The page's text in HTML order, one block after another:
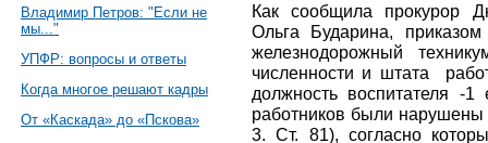
Владимир Петров: "Если не
мы..."
УПФР: вопросы и ответы
Когда многое решают кадры
От «Каскада» до «Пскова»
Как сообщила прокурор
Ольга Бударина,
железнодорожный
численности и штата
должность воспитателя -
работников были нарушены
3. Ст. 81), согласно